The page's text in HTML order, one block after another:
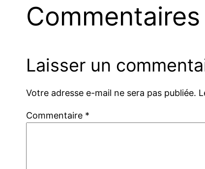
Commentaires
Laisser un
Votre adresse e-mail ne sera pas publiée.
Commentaire *